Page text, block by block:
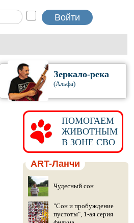
Зеркало-река
(Альфа)
ПОМОГАЕМ
ЖИВОТНЫМ
В ЗОНЕ СВО
ART-Ланчи
Чудесный сон
"Сон и пробуждение
пустоты", 1-ая серия